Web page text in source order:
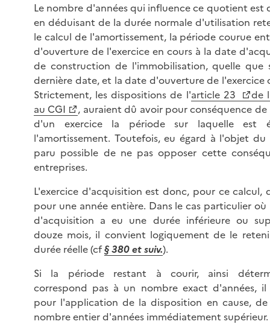
Le nombre d'années qui influence ce quotient est
en déduisant de la durée normale d'utilisation
le calcul de l'amortissement, la période courue
d'ouverture de l'exercice en cours à la date
de construction de l'immobilisation, quelle que
dernière date, et la date d'ouverture de l'exercice
Strictement, les dispositions de l'article 23
de
au CGI
, auraient dû avoir pour conséquence
d'un exercice la période sur laquelle est
l'amortissement. Toutefois, eu égard à l'objet
paru possible de ne pas opposer cette
entreprises.
L'exercice d'acquisition est donc, pour ce calcul,
pour une année entière. Dans le cas particulier où
d'acquisition a eu une durée inférieure ou
douze mois, il convient logiquement de le
durée réelle (cf§ 380 et suiv.).
Si la période restant à courir, ainsi
correspond pas à un nombre exact d'années,
pour l'application de la disposition en cause,
nombre entier d'années immédiatement supérieur.